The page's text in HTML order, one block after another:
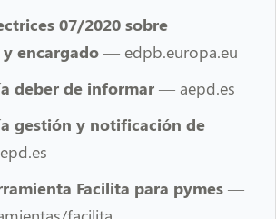
07/2020 sobre
y encargado — edpb.europa.eu
deber de informar — aepd.es
gestión y notificación de
Facilita para pymes —